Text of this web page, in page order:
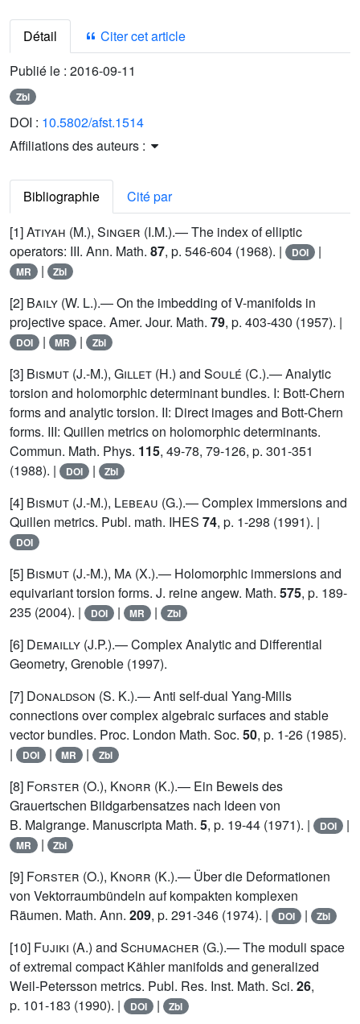
Détail
Citer cet article
Publié le : 2016-09-11
Zbl
DOI : 10.5802/afst.1514
Affiliations des auteurs :
Bibliographie
Cité par
[1]Atiyah (M.), Singer (I.M.).— The index of elliptic
operators: III. Ann. Math. 87, p. 546-604 (1968). | DOI |
MR | Zbl
[2] Baily (W. L.).— On the imbedding of V-manifolds in
projective space. Amer. Jour. Math. 79, p. 403-430 (1957). |
DOI | MR | Zbl
[3] Bismut (J.-M.), Gillet (H.) and Soulé (C.).— Analytic
torsion and holomorphic determinant bundles. I: Bott-Chern
forms and analytic torsion. II: Direct images and Bott-Chern
forms. III: Quillen metrics on holomorphic determinants.
Commun. Math. Phys. 115, 49-78, 79-126, p. 301-351
(1988). |
DOI | Zbl
[4] Bismut (J.-M.), Lebeau (G.).— Complex immersions and
Quillen metrics. Publ. math. IHES 74, p. 1-298 (1991). |
DOI
[5] Bismut (J.-M.), Ma (X.).— Holomorphic immersions and
equivariant torsion forms. J. reine angew. Math. 575, p. 189-
235 (2004). |
DOI | MR | Zbl
[6] Demailly (J.P.).— Complex Analytic and Differential
Geometry, Grenoble (1997).
[7] Donaldson (S. K.).— Anti self-dual Yang-Mills
connections over complex algebraic surfaces and stable
vector bundles. Proc. London Math. Soc. 50, p. 1-26 (1985).
|
DOI | MR | Zbl
[8] Forster (O.), Knorr (K.).— Ein Beweis des
Grauertschen Bildgarbensatzes nach ldeen von
B. Malgrange. Manuscripta Math. 5, p. 19-44 (1971). | DOI |
MR | Zbl
[9] Forster (O.), Knorr (K.).— Über die Deformationen
von Vektorraumbündeln auf kompakten komplexen
Räumen. Math. Ann. 209, p. 291-346 (1974). | DOI | Zbl
[10] Fujiki (A.) and Schumacher (G.).— The moduli space
of extremal compact Kähler manifolds and generalized
Weil-Petersson metrics. Publ. Res. Inst. Math. Sci. 26,
p. 101-183 (1990). |
DOI | Zbl